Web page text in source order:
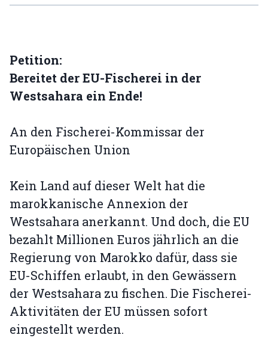
Petition:
Bereitet der EU-Fischerei in der
Westsahara ein Ende!
An den Fischerei-Kommissar der
Europäischen Union
Kein Land auf dieser Welt hat die
marokkanische Annexion der
Westsahara anerkannt. Und doch, die EU
bezahlt Millionen Euros jährlich an die
Regierung von Marokko dafür, dass sie
EU-Schiffen erlaubt, in den Gewässern
der Westsahara zu fischen. Die Fischerei-
Aktivitäten der EU müssen sofort
eingestellt werden.